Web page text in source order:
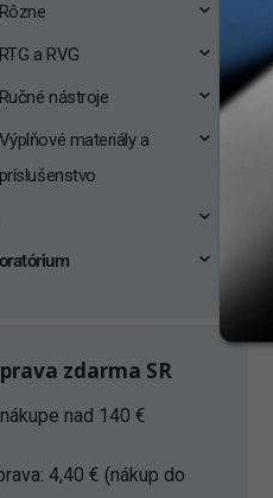
Rôzne
RTG a RVG
Ručné nástroje
Výplňové materiály a
príslušenstvo
zdarma SR
nad 140 €
4,40 € (nákup do